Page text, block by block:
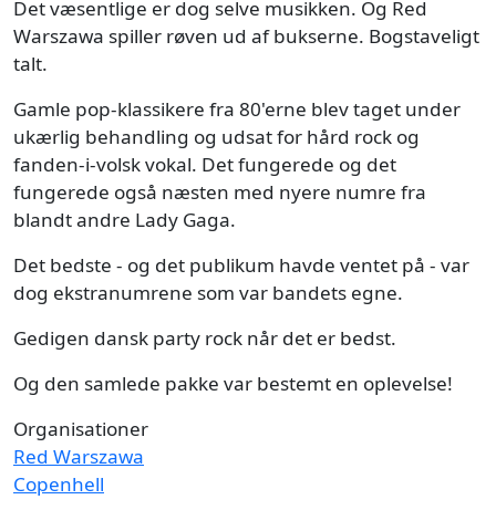
Det væsentlige er dog selve musikken. Og Red
Warszawa spiller røven ud af bukserne. Bogstaveligt
talt.
Gamle pop-klassikere fra 80'erne blev taget under
ukærlig behandling og udsat for hård rock og
fanden-i-volsk vokal. Det fungerede og det
fungerede også næsten med nyere numre fra
blandt andre Lady Gaga.
Det bedste - og det publikum havde ventet på - var
dog ekstranumrene som var bandets egne.
Gedigen dansk party rock når det er bedst.
Og den samlede pakke var bestemt en oplevelse!
Organisationer
Red Warszawa
Copenhell